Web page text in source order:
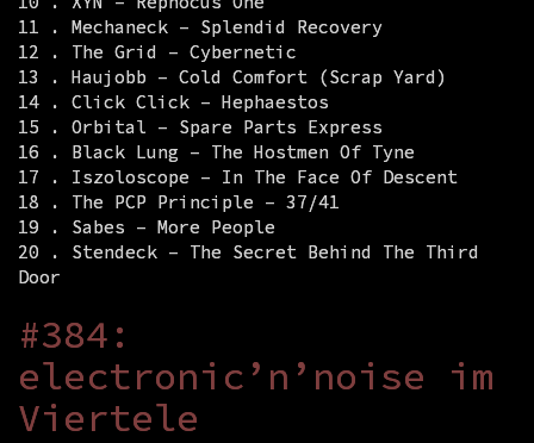
11 . Mechaneck – Splendid Recovery
12 . The Grid – Cybernetic
13 . Haujobb – Cold Comfort (Scrap Yard)
14 . Click Click – Hephaestos
15 . Orbital – Spare Parts Express
16 . Black Lung – The Hostmen Of Tyne
17 . Iszoloscope – In The Face Of Descent
18 . The PCP Principle – 37/41
19 . Sabes – More People
20 . Stendeck – The Secret Behind The Third
Door
#384:
electronic’n’noise im
Viertele